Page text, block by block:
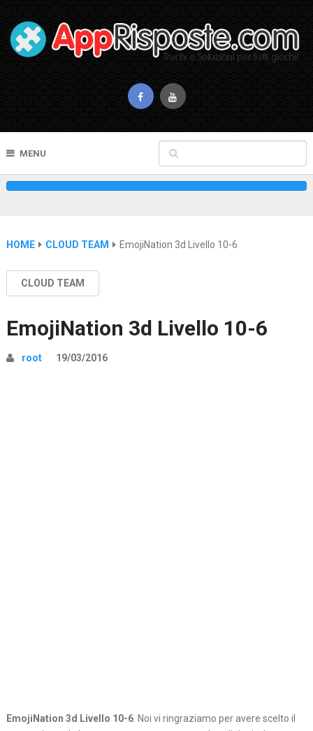
MENU
HOME CLOUD TEAM EmojiNation 3d Livello 10-6
CLOUD TEAM
EmojiNation 3d Livello 10-6
root 19/03/2016
EmojiNation 3d Livello 10-6. Noi vi ringraziamo per avere scelto il